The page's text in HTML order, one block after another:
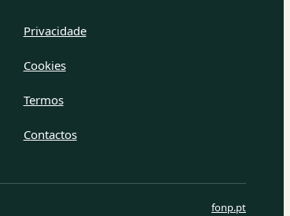
Privacidade
Cookies
Termos
Contactos
fonp.pt